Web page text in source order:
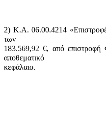
2) Κ.Α. 06.00.4214
των
183.569,92 €, από
αποθεματικό
κεφάλαιο.